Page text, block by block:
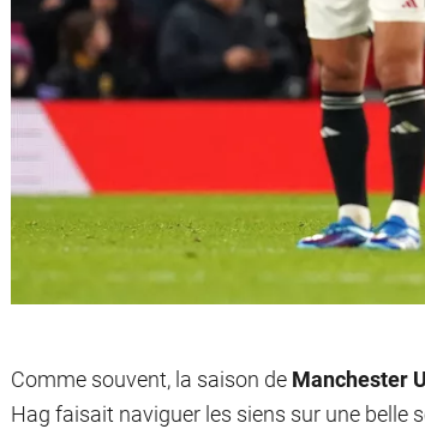
Comme souvent, la saison de Manchester
Hag faisait naviguer les siens sur une belle